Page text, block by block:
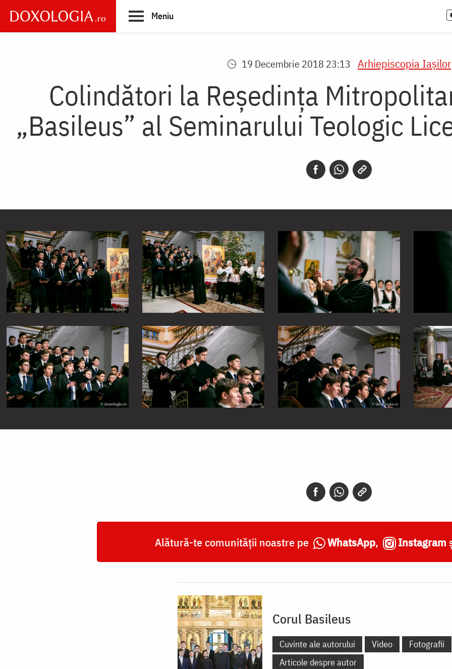
main
Meniu
19 Decembrie 2018 23:13 Arhiepiscopia Iaşilor
Colindători la Reședința
„Basileus” al Seminarului Teologic
Alătură-te comunității noastre pe WhatsApp, Instagram
Corul Basileus
Cuvinte ale autorului Video
Fotografii
Articole despre autor